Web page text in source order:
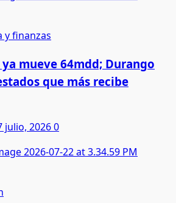
y finanzas
mueve 64mdd; Durango
que más recibe
julio, 20260